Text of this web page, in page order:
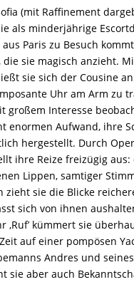
(mit Raffinement
als minderjährige
Paris zu Besuch
sie magisch anzieht.
sie sich der Cousine
Uhr am Arm zu
großem Interesse
enormen Aufwand, ihre
hergestellt. Durch
ihre Reize freizügig
Lippen, samtiger
zieht sie die Blicke
sich von ihnen
‚Ruf’ kümmert sie
auf einer pompösen
Andres und
sie aber auch